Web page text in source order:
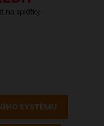
na splátky
SYSTÉMU